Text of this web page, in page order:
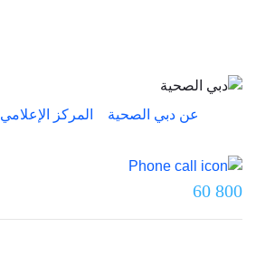
عن دبي الصحية المركز الإعلامي
800 60